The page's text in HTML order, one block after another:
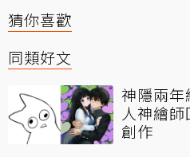
猜你喜歡
同類好文
神隱兩年
人神繪
創作